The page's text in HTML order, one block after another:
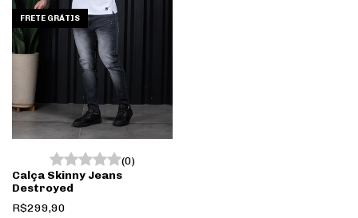
FRETE GRÁTIS
(0)
Calça Skinny Jeans
Destroyed
R$299,90